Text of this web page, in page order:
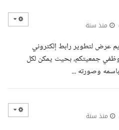
منذ سنة
عرض لتطوير رابط إلكتروني
جمعيتكم، بحيث يمكن لكل
وصورته ...
منذ سنة